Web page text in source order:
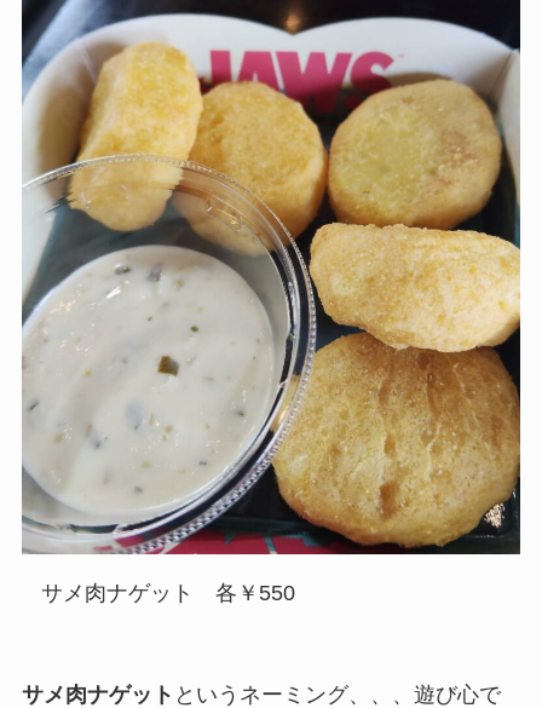
サメ肉ナゲット 各￥550
サメ肉ナゲット というネーミング、、、遊び心で